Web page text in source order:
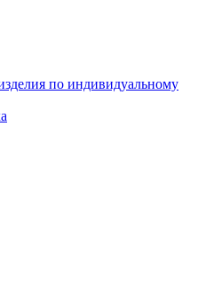
по индивидуальному